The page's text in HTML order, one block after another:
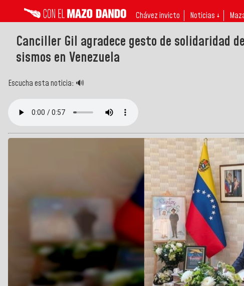
Chávez invicto Noticias ↓
Canciller Gil agradece gesto de solidaridad
sismos en Venezuela
Escucha esta noticia: 🔊